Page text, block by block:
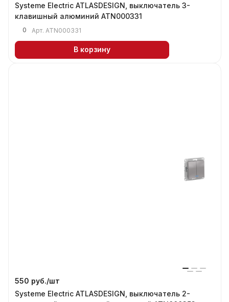
Systeme Electric ATLASDESIGN, выключатель 3-
клавишный алюминий ATN000331
0 Арт. ATN000331
В корзину
550 руб./шт
Systeme Electric ATLASDESIGN, выключатель 2-